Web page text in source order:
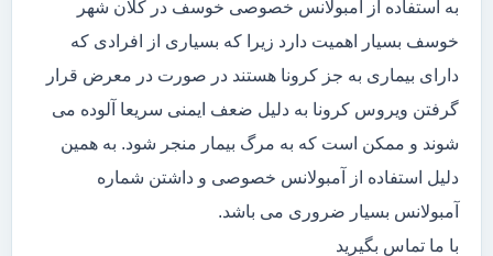
به استفاده از آمبولانس خصوصی خوسف در کلان شهر
خوسف بسیار اهمیت دارد زیرا که بسیاری از افرادی که
دارای بیماری به جز کرونا هستند در صورت در معرض قرار
گرفتن ویروس کرونا به دلیل ضعف ایمنی سریعا آلوده می
شوند و ممکن است که به مرگ بیمار منجر شود. به همین
دلیل استفاده از آمبولانس خصوصی و داشتن شماره
آمبولانس بسیار ضروری می باشد.
با ما تماس بگیرید